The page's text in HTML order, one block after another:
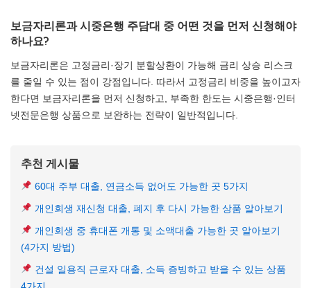
보금자리론과 시중은행 주담대 중 어떤 것을 먼저 신청해야
하나요?
보금자리론은 고정금리·장기 분할상환이 가능해 금리 상승 리스크
를 줄일 수 있는 점이 강점입니다. 따라서 고정금리 비중을 높이고자
한다면 보금자리론을 먼저 신청하고, 부족한 한도는 시중은행·인터
넷전문은행 상품으로 보완하는 전략이 일반적입니다.
추천 게시물
60대 주부 대출, 연금소득 없어도 가능한 곳 5가지
개인회생 재신청 대출, 폐지 후 다시 가능한 상품 알아보기
개인회생 중 휴대폰 개통 및 소액대출 가능한 곳 알아보기
(4가지 방법)
건설 일용직 근로자 대출, 소득 증빙하고 받을 수 있는 상품